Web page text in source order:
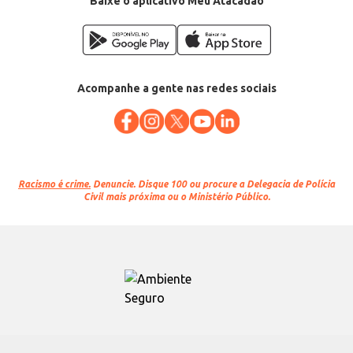
Acompanhe a gente nas redes sociais
Racismo é crime. Denuncie. Disque 100 ou procure a Delegacia de Polícia
Civil mais próxima ou o Ministério Público.